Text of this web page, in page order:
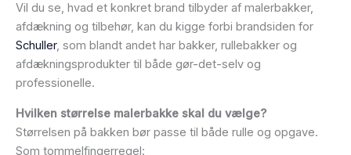
Vil du se, hvad et konkret brand tilbyder af malerbakker,
afdækning og tilbehør, kan du kigge forbi brandsiden for
Schuller, som blandt andet har bakker, rullebakker og
afdækningsprodukter til både gør-det-selv og
professionelle.
Hvilken størrelse malerbakke skal du vælge?
Størrelsen på bakken bør passe til både rulle og opgave.
Som tommelfingerregel: